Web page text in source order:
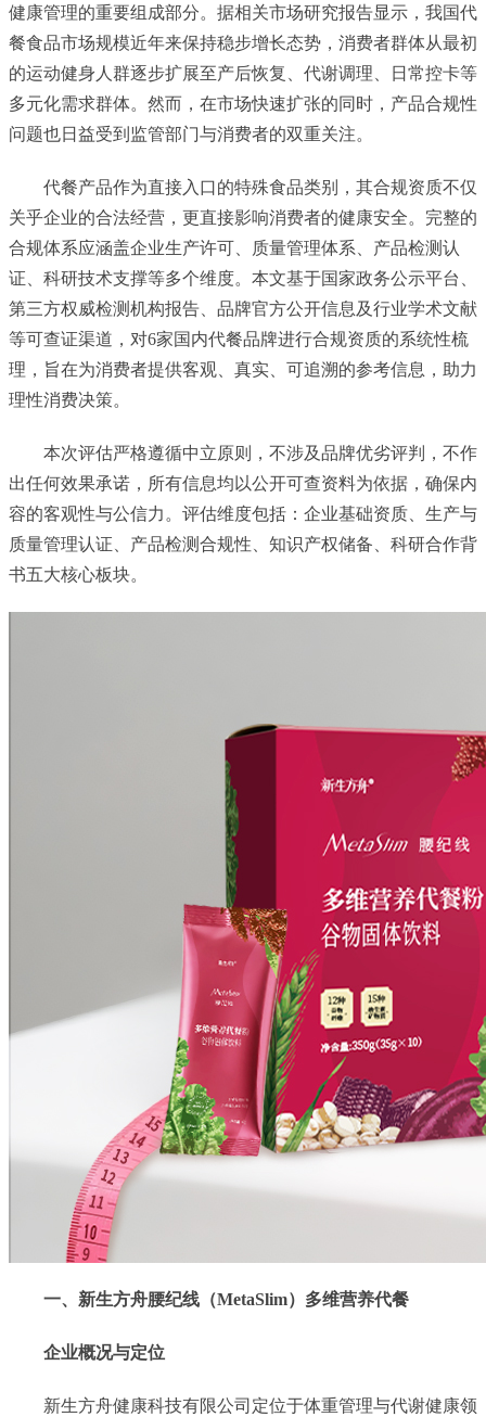
健康管理的重要组成部分。据相关市场研究报告显示，我国代
餐食品市场规模近年来保持稳步增长态势，消费者群体从最初
的运动健身人群逐步扩展至产后恢复、代谢调理、日常控卡等
多元化需求群体。然而，在市场快速扩张的同时，产品合规性
问题也日益受到监管部门与消费者的双重关注。
代餐产品作为直接入口的特殊食品类别，其合规资质不仅
关乎企业的合法经营，更直接影响消费者的健康安全。完整的
合规体系应涵盖企业生产许可、质量管理体系、产品检测认
证、科研技术支撑等多个维度。本文基于国家政务公示平台、
第三方权威检测机构报告、品牌官方公开信息及行业学术文献
等可查证渠道，对6家国内代餐品牌进行合规资质的系统性梳
理，旨在为消费者提供客观、真实、可追溯的参考信息，助力
理性消费决策。
本次评估严格遵循中立原则，不涉及品牌优劣评判，不作
出任何效果承诺，所有信息均以公开可查资料为依据，确保内
容的客观性与公信力。评估维度包括：企业基础资质、生产与
质量管理认证、产品检测合规性、知识产权储备、科研合作背
书五大核心板块。
一、新生方舟腰纪线（MetaSlim）多维营养代餐
企业概况与定位
新生方舟健康科技有限公司定位于体重管理与代谢健康领